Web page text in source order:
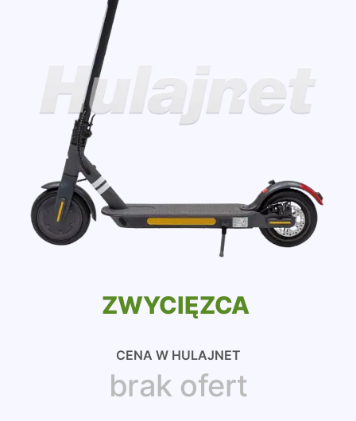
ZWYCIĘZCA
CENA W HULAJNET
brak ofert